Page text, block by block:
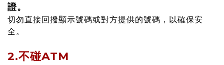
證。
切勿直接回撥顯示號碼或對方提供的號碼，以確保安
全。
2.不碰ATM